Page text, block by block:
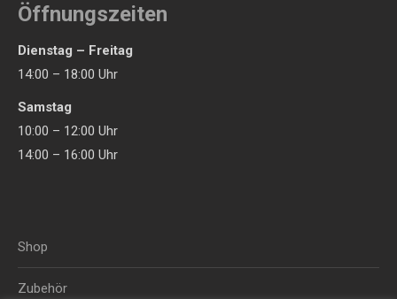
opens
new
window
opens
new
window
Öffnungszeiten
Dienstag – Freitag
14:00 – 18:00 Uhr
Samstag
10:00 – 12:00 Uhr
14:00 – 16:00 Uhr
Shop
Zubehör